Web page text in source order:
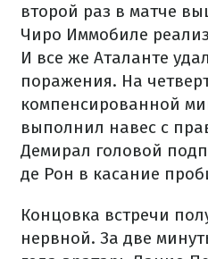
второй раз в матче
Чиро Иммобиле
И все же Аталанте
поражения. На
компенсированной
выполнил навес с
Демирал головой
де Рон в касание
Концовка встречи
нервной. За две